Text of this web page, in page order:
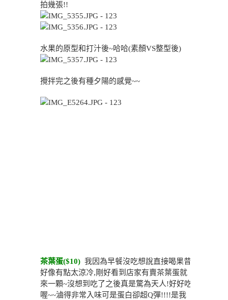
拍幾張!!
水果的原型和打汁後~哈哈(素顏VS整型後)
攪拌完之後有種夕陽的感覺~~
茶葉蛋($10) 我因為早餐沒吃想說直接喝果昔
好像有點太涼冷,剛好看到店家有賣茶葉蛋就
來一顆~沒想到吃了之後真是驚為天人!好好吃
喔~~滷得非常入味可是蛋白卻超Q彈!!!!是我